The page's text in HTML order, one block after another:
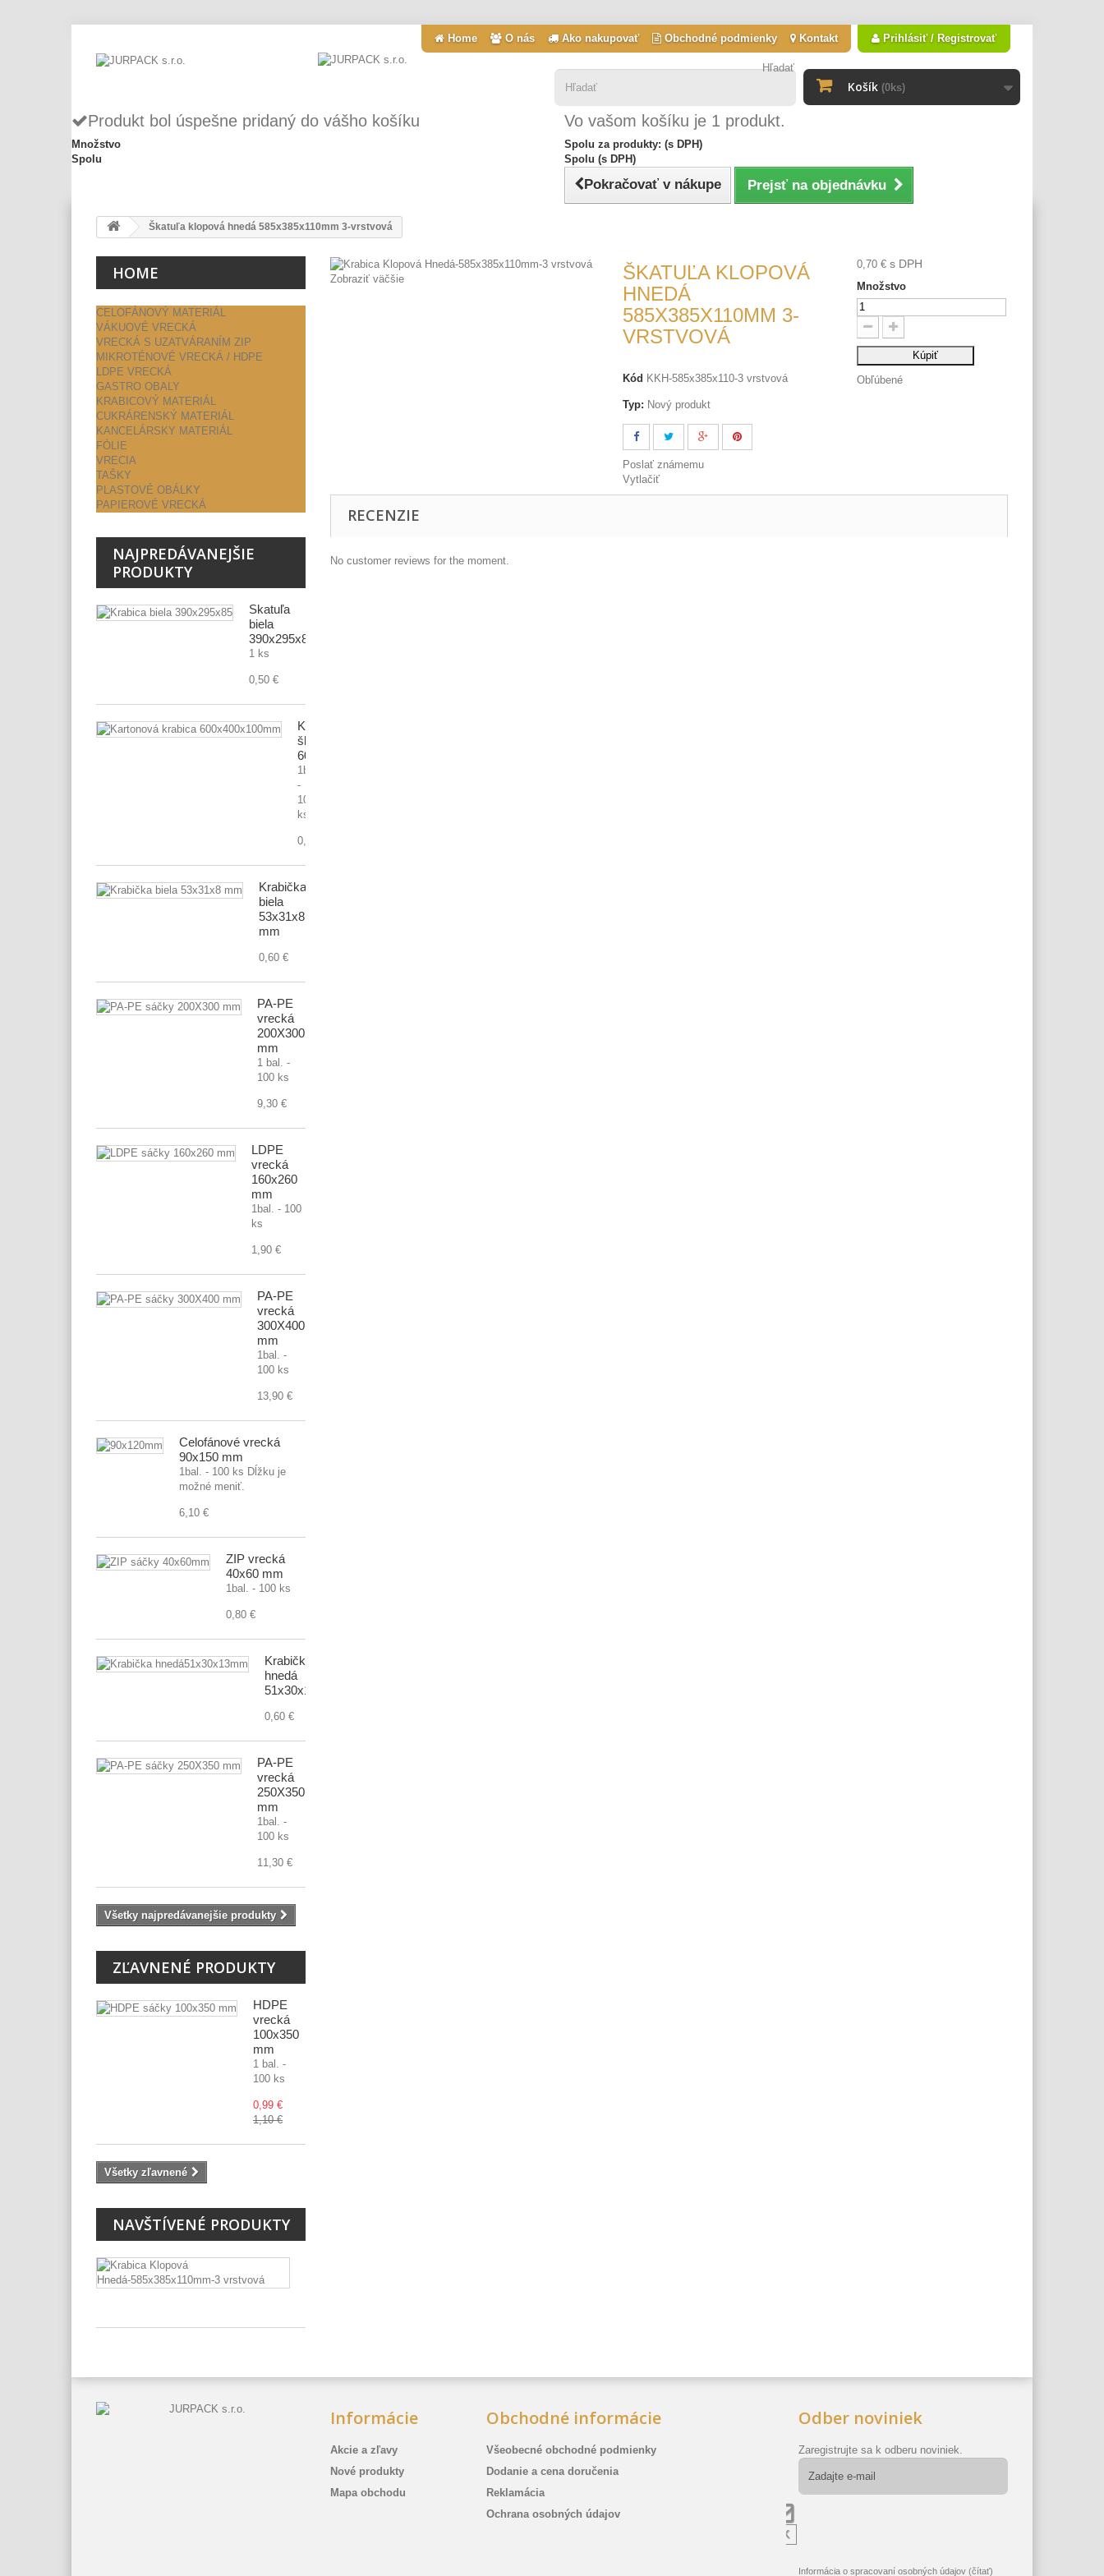
Prihlásiť / Registrovať
Home O nás Ako nakupovať Obchodné podmienky Kontakt
Hľadať
Košík (0ks)
Produkt bol úspešne pridaný do vášho košíku
Množstvo
Spolu
Vo vašom košíku je 1 produkt.
Spolu za produkty: (s DPH)
Spolu (s DPH)
Pokračovať v nákupe Prejsť na objednávku
Škatuľa klopová hnedá 585x385x110mm 3-vrstvová
HOME
CELOFÁNOVÝ MATERIÁL
VÁKUOVÉ VRECKÁ
VRECKÁ S UZATVÁRANÍM ZIP
MIKROTÉNOVÉ VRECKÁ / HDPE
LDPE VRECKÁ
GASTRO OBALY
KRABICOVÝ MATERIÁL
CUKRÁRENSKÝ MATERIÁL
KANCELÁRSKY MATERIÁL
FÓLIE
VRECIA
TAŠKY
PLASTOVÉ OBÁLKY
PAPIEROVÉ VRECKÁ
NAJPREDÁVANEJŠIE
PRODUKTY
Škatuľa
biela
390x295x85
1 ks
0,50 €
Kartónová
škatuľa
600x400x100mm
1bal.
-
10
ks
0,70 €
Krabička
biela
53x31x8
mm
0,60 €
PA-PE
vrecká
200X300
mm
1 bal. -
100 ks
9,30 €
LDPE
vrecká
160x260
mm
1bal. - 100
ks
1,90 €
PA-PE
vrecká
300X400
mm
1bal. -
100 ks
13,90 €
Celofánové vrecká
90x150 mm
1bal. - 100 ks Dĺžku je
možné meniť.
6,10 €
ZIP vrecká
40x60 mm
1bal. - 100 ks
0,80 €
Krabička
hnedá
51x30x13mm
0,60 €
PA-PE
vrecká
250X350
mm
1bal. -
100 ks
11,30 €
Všetky najpredávanejšie produkty
ZĽAVNENÉ PRODUKTY
HDPE
vrecká
100x350
mm
1 bal. -
100 ks
0,99 €
1,10 €
Všetky zľavnené
NAVŠTÍVENÉ PRODUKTY
Zobraziť väčšie
ŠKATUĽA KLOPOVÁ
HNEDÁ
585X385X110MM 3-
VRSTVOVÁ
Kód KKH-585x385x110-3 vrstvová
Typ: Nový produkt
Poslať známemu
Vytlačiť
0,70 € s DPH
Množstvo
Kúpiť
Obľúbené
RECENZIE
No customer reviews for the moment.
Informácie
Akcie a zľavy
Nové produkty
Mapa obchodu
Obchodné informácie
Všeobecné obchodné podmienky
Dodanie a cena doručenia
Reklamácia
Ochrana osobných údajov
Odber noviniek
Zaregistrujte sa k odberu noviniek.
OK
Informácia o spracovaní osobných údajov (čítať)